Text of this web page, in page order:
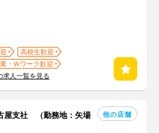
高校生歓迎
・Ｗワーク歓迎
求人一覧を見る
屋支社 （勤務地：矢場
他の店舗